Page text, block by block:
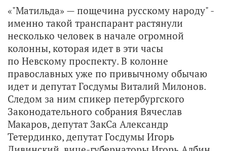
«"Матильда» — пощечина русскому народу" -
именно такой транспарант растянули
несколько человек в начале огромной
колонны, которая идет в эти часы
по Невскому проспекту. В колонне
православных уже по привычному обычаю
идет и депутат Госдумы Виталий Милонов.
Следом за ним спикер петербургского
Законодательного собрания Вячеслав
Макаров, депутат ЗакСа Александр
Тетердинко, депутат Госдумы Игорь